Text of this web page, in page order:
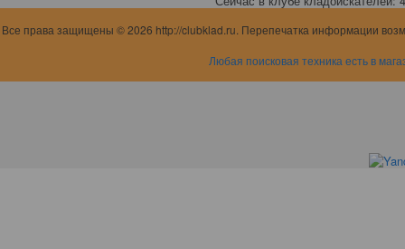
Все права защищены © 2026 http://clubklad.ru. Перепечатка информации
Любая поисковая техника есть в